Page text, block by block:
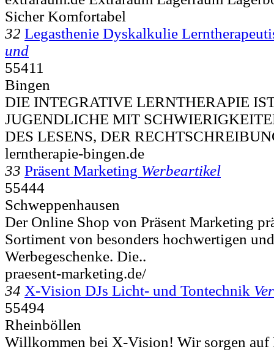
Sicher Komfortabel
32 Legasthenie Dyskalkulie
und
55411
Bingen
DIE INTEGRATIVE LERNTHERAPIE
JUGENDLICHE MIT
DES LESENS, DER
lerntherapie-bingen.de
33 Präsent Marketing Werbeartikel
55444
Schweppenhausen
Der Online Shop von Präsent Marketing
Sortiment von besonders hochwertigen
Werbegeschenke. Die..
praesent-marketing.de/
34 X-Vision DJs Licht- und Tontechnik
55494
Rheinböllen
Willkommen bei X-Vision! Wir sorgen auf